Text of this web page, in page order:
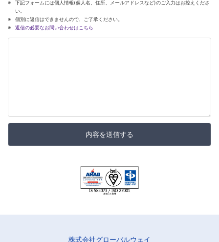
下記フォームには個人情報(個人名、住所、メールアドレスなど)のご入力はお控えくださ
い。
個別に返信はできませんので、ご了承ください。
返信の必要なお問い合わせはこちら
内容を送信する
株式会社グローバルウェイ